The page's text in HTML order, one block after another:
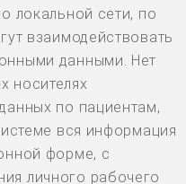
локальной сети, по
взаимодействовать
данными. Нет
носителях
по пациентам,
вся информация
форме, с
личного рабочего